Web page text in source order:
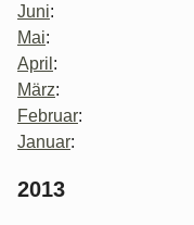
Juni:
Mai:
April :
März:
Februar:
Januar:
2013